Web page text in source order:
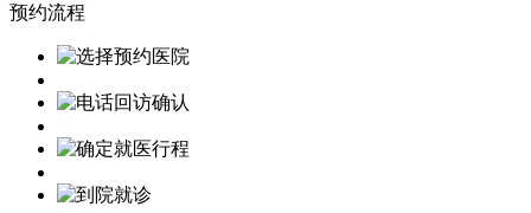
预约流程